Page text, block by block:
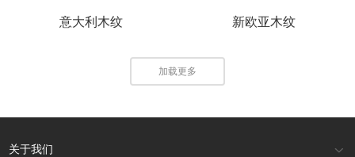
意大利木纹 新欧亚木纹
加载更多
关于我们